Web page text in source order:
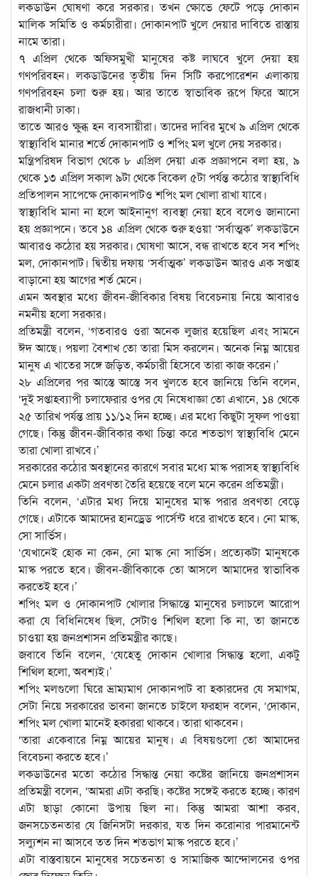
লকডাউন ঘোষণা করে সরকার। তখন ক্ষোভে ফেটে পড়ে দোকান
মালিক সমিতি ও কর্মচারীরা। দোকানপাট খুলে দেয়ার দাবিতে রাস্তায়
নামে তারা।
৭ এপ্রিল থেকে অফিসমুখী মানুষের কষ্ট লাঘবে খুলে দেয়া হয়
গণপরিবহন। লকডাউনের তৃতীয় দিন সিটি করপোরেশন এলাকায়
গণপরিবহন চলা শুরু হয়। আর তাতে স্বাভাবিক রূপে ফিরে আসে
রাজধানী ঢাকা।
তাতে আরও ক্ষুব্ধ হন ব্যবসায়ীরা। তাদের দাবির মুখে ৯ এপ্রিল থেকে
স্বাস্থ্যবিধি মানার শর্তে দোকানপাট ও শপিং মল খুলে দেয় সরকার।
মন্ত্রিপরিষদ বিভাগ থেকে ৮ এপ্রিল দেয়া এক প্রজ্ঞাপনে বলা হয়, ৯
থেকে ১৩ এপ্রিল সকাল ৯টা থেকে বিকেল ৫টা পর্যন্ত কঠোর স্বাস্থ্যবিধি
প্রতিপালন সাপেক্ষে দোকানপাটও শপিং মল খোলা রাখা যাবে।
স্বাস্থ্যবিধি মানা না হলে আইনানুগ ব্যবস্থা নেয়া হবে বলেও জানানো
হয় প্রজ্ঞাপনে। তবে ১৪ এপ্রিল থেকে শুরু হওয়া ‘সর্বাত্মক’ লকডাউনে
আবারও কঠোর হয় সরকার। ঘোষণা আসে, বন্ধ রাখতে হবে সব শপিং
মল, দোকানপাট। দ্বিতীয় দফায় ‘সর্বাত্মক’ লকডাউন আরও এক সপ্তাহ
বাড়ানো হয় আগের শর্ত মেনে।
এমন অবস্থার মধ্যে জীবন-জীবিকার বিষয় বিবেচনায় নিয়ে আবারও
নমনীয় হলো সরকার।
প্রতিমন্ত্রী বলেন, ‘গতবারও ওরা অনেক লুজার হয়েছিল এবং সামনে
ঈদ আছে। পয়লা বৈশাখ তো তারা মিস করলেন। অনেক নিম্ন আয়ের
মানুষ এ খাতের সঙ্গে জড়িত, কর্মচারী হিসেবে তারা কাজ করেন।’
২৮ এপ্রিলের পর আস্তে আস্তে সব খুলতে হবে জানিয়ে তিনি বলেন,
‘দুই সপ্তাহব্যাপী চলাফেরার ওপর যে নিষেধাজ্ঞা তো এখানে, ১৪ থেকে
২৫ তারিখ পর্যন্ত প্রায় ১১/১২ দিন হচ্ছে। এর মধ্যে কিছুটা সুফল পাওয়া
গেছে। কিন্তু জীবন-জীবিকার কথা চিন্তা করে শতভাগ স্বাস্থ্যবিধি মেনে
তারা খোলা রাখবে।’
সরকারের কঠোর অবস্থানের কারণে সবার মধ্যে মাস্ক পরাসহ স্বাস্থ্যবিধি
মেনে চলার একটা প্রবণতা তৈরি হয়েছে বলে মনে করেন প্রতিমন্ত্রী।
তিনি বলেন, ‘এটার মধ্য দিয়ে মানুষের মাস্ক পরার প্রবণতা বেড়ে
গেছে। এটাকে আমাদের হানড্রেড পার্সেন্ট ধরে রাখতে হবে। নো মাস্ক,
সো সার্ভিস।
‘যেখানেই হোক না কেন, নো মাস্ক নো সার্ভিস। প্রত্যেকটা মানুষকে
মাস্ক পরতে হবে। জীবন-জীবিকাকে তো আসলে আমাদের স্বাভাবিক
করতেই হবে।’
শপিং মল ও দোকানপাট খোলার সিদ্ধান্তে মানুষের চলাচলে আরোপ
করা যে বিধিনিষেধ ছিল, সেটাও শিথিল হলো কি না, তা জানতে
চাওয়া হয় জনপ্রশাসন প্রতিমন্ত্রীর কাছে।
জবাবে তিনি বলেন, ‘যেহেতু দোকান খোলার সিদ্ধান্ত হলো, একটু
শিথিল হলো, অবশ্যই।’
শপিং মলগুলো ঘিরে ভ্রাম্যমাণ দোকানপাট বা হকারদের যে সমাগম,
সেটা নিয়ে সরকারের ভাবনা জানতে চাইলে ফরহাদ বলেন, ‘দোকান,
শপিং মল খোলা মানেই হকাররা থাকবে। তারা থাকবেন।
‘তারা একেবারে নিম্ন আয়ের মানুষ। এ বিষয়গুলো তো আমাদের
বিবেচনা করতে হবে।’
লকডাউনের মতো কঠোর সিদ্ধান্ত নেয়া কষ্টের জানিয়ে জনপ্রশাসন
প্রতিমন্ত্রী বলেন, ‘আমরা এটা করছি। কষ্টের সঙ্গেই করতে হচ্ছে। কারণ
এটা ছাড়া কোনো উপায় ছিল না। কিন্তু আমরা আশা করব,
জনসচেতনতার যে জিনিসটা দরকার, যত দিন করোনার পারমানেন্ট
সল্যুশন না আসবে তত দিন শতভাগ মাস্ক পরতে হবে।’
এটা বাস্তবায়নে মানুষের সচেতনতা ও সামাজিক আন্দোলনের ওপর